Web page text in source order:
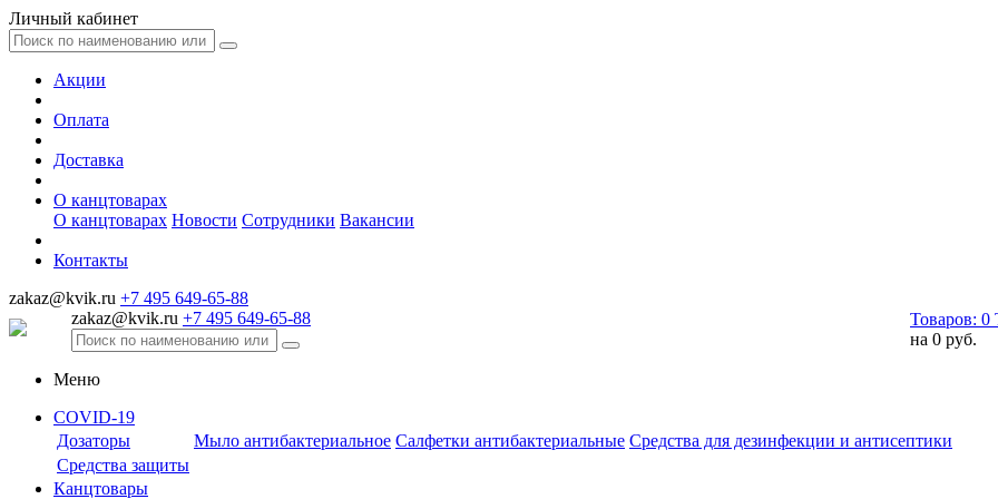
Личный кабинет
Акции
Оплата
Доставка
О канцтоварах
О канцтоварах Новости Сотрудники Вакансии
Контакты
zakaz@kvik.ru +7 495 649-65-88
zakaz@kvik.ru +7 495 649-65-88 Товаров: 0
на 0 руб.
Меню
COVID-19
Дозаторы
Мыло антибактериальное Салфетки антибактериальные Средства для дезинфекции и антисептики
Средства защиты
Канцтовары